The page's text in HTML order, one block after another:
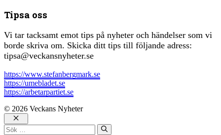
Tipsa oss
Vi tar tacksamt emot tips på nyheter och händelser som vi
borde skriva om. Skicka ditt tips till följande adress:
tipsa@veckansnyheter.se
https://www.stefanbergmark.se
https://umebladet.se
https://arbetarpartiet.se
© 2026 Veckans Nyheter
Stäng
Sök